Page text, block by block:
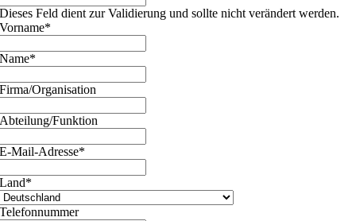
Dieses Feld dient zur Validierung und sollte nicht verändert werden.
Vorname*
Name*
Firma/Organisation
Abteilung/Funktion
E-Mail-Adresse*
Land*
Telefonnummer